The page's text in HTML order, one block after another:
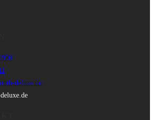
deluxe.de